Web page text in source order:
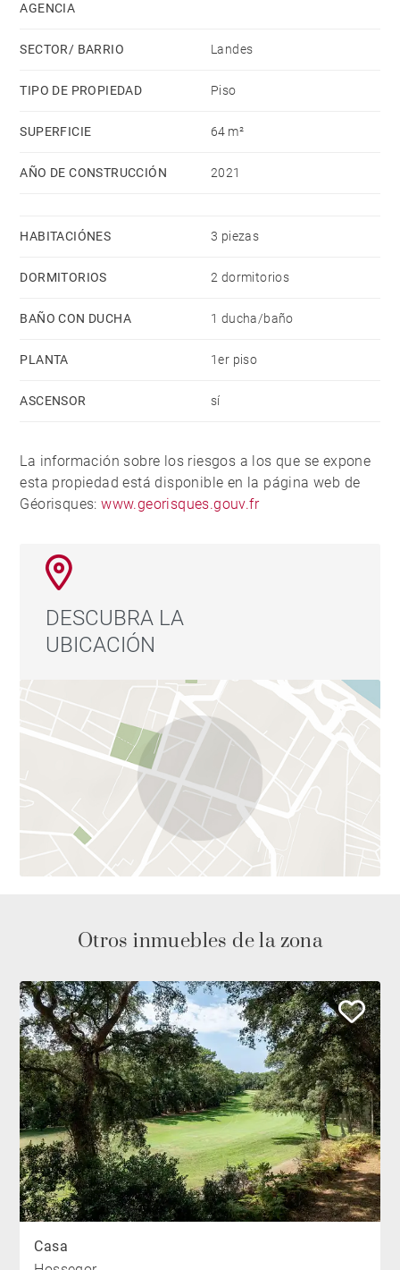
Rephrase
AGENCIA
SECTOR/ BARRIO Landes
TIPO DE PROPIEDAD Piso
SUPERFICIE 64 m²
AÑO DE CONSTRUCCIÓN 2021
HABITACIÓNES 3 piezas
DORMITORIOS 2 dormitorios
BAÑO CON DUCHA 1 ducha/baño
PLANTA 1er piso
ASCENSOR sí
La información sobre los riesgos a los que se expone
esta propiedad está disponible en la página web de
Géorisques:www.georisques.gouv.fr
DESCUBRA LA
UBICACIÓN
Otros inmuebles de la zona
Casa